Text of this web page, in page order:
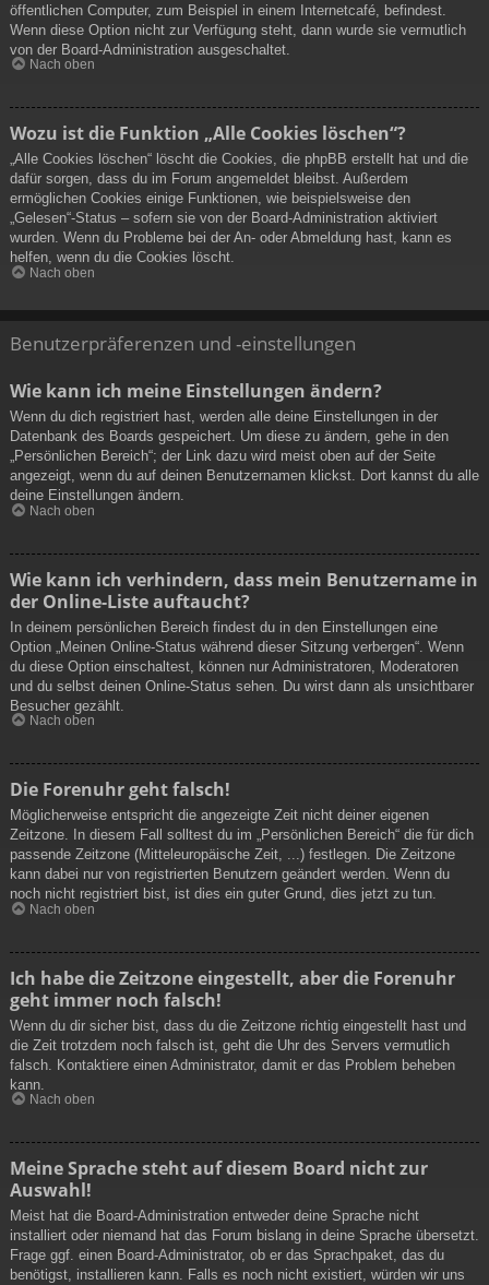
öffentlichen Computer, zum Beispiel in einem Internetcafé, befindest.
Wenn diese Option nicht zur Verfügung steht, dann wurde sie vermutlich
von der Board-Administration ausgeschaltet.
Nach oben
Wozu ist die Funktion „Alle Cookies löschen“?
„Alle Cookies löschen“ löscht die Cookies, die phpBB erstellt hat und die
dafür sorgen, dass du im Forum angemeldet bleibst. Außerdem
ermöglichen Cookies einige Funktionen, wie beispielsweise den
„Gelesen“-Status – sofern sie von der Board-Administration aktiviert
wurden. Wenn du Probleme bei der An- oder Abmeldung hast, kann es
helfen, wenn du die Cookies löscht.
Nach oben
Benutzerpräferenzen und -einstellungen
Wie kann ich meine Einstellungen ändern?
Wenn du dich registriert hast, werden alle deine Einstellungen in der
Datenbank des Boards gespeichert. Um diese zu ändern, gehe in den
„Persönlichen Bereich“; der Link dazu wird meist oben auf der Seite
angezeigt, wenn du auf deinen Benutzernamen klickst. Dort kannst du alle
deine Einstellungen ändern.
Nach oben
Wie kann ich verhindern, dass mein Benutzername in
der Online-Liste auftaucht?
In deinem persönlichen Bereich findest du in den Einstellungen eine
Option „Meinen Online-Status während dieser Sitzung verbergen“. Wenn
du diese Option einschaltest, können nur Administratoren, Moderatoren
und du selbst deinen Online-Status sehen. Du wirst dann als unsichtbarer
Besucher gezählt.
Nach oben
Die Forenuhr geht falsch!
Möglicherweise entspricht die angezeigte Zeit nicht deiner eigenen
Zeitzone. In diesem Fall solltest du im „Persönlichen Bereich“ die für dich
passende Zeitzone (Mitteleuropäische Zeit, ...) festlegen. Die Zeitzone
kann dabei nur von registrierten Benutzern geändert werden. Wenn du
noch nicht registriert bist, ist dies ein guter Grund, dies jetzt zu tun.
Nach oben
Ich habe die Zeitzone eingestellt, aber die Forenuhr
geht immer noch falsch!
Wenn du dir sicher bist, dass du die Zeitzone richtig eingestellt hast und
die Zeit trotzdem noch falsch ist, geht die Uhr des Servers vermutlich
falsch. Kontaktiere einen Administrator, damit er das Problem beheben
kann.
Nach oben
Meine Sprache steht auf diesem Board nicht zur
Auswahl!
Meist hat die Board-Administration entweder deine Sprache nicht
installiert oder niemand hat das Forum bislang in deine Sprache übersetzt.
Frage ggf. einen Board-Administrator, ob er das Sprachpaket, das du
benötigst, installieren kann. Falls es noch nicht existiert, würden wir uns